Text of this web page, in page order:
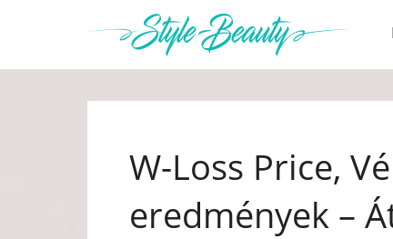
W-Loss Price,
eredmények –